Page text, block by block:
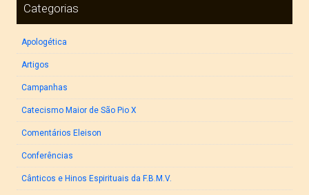
Categorias
Apologética
Artigos
Campanhas
Catecismo Maior de São Pio X
Comentários Eleison
Conferências
Cânticos e Hinos Espirituais da F.B.M.V.